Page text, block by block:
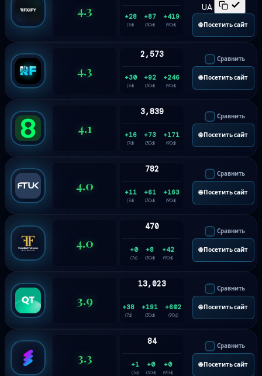
4.3 +28
(7d)
+87
(30d)
+419
(90d)
UA
🌐 Посетить сайт
4.3
2,573
+30
(7d)
+92
(30d)
+246
(90d)
Сравнить
🌐 Посетить сайт
4.1
3,839
+16
(7d)
+73
(30d)
+171
(90d)
Сравнить
🌐 Посетить сайт
4.0
782
+11
(7d)
+61
(30d)
+163
(90d)
Сравнить
🌐 Посетить сайт
4.0
470
+0
(7d)
+8
(30d)
+42
(90d)
Сравнить
🌐 Посетить сайт
3.9
13,023
+38
(7d)
+191
(30d)
+602
(90d)
Сравнить
🌐 Посетить сайт
3.3
84
+1
(7d)
+0
(30d)
+0
(90d)
Сравнить
🌐 Посетить сайт